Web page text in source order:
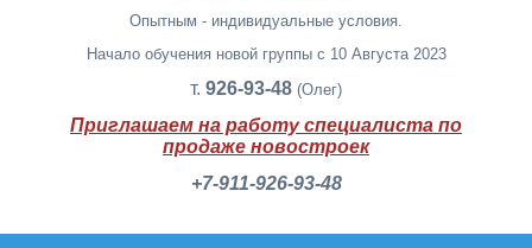
Опытным - индивидуальные условия.
Начало обучения новой группы с 10 Августа 2023
т. 926-93-48 (Олег)
Приглашаем на работу специалиста по
продаже новостроек
+7-911-926-93-48